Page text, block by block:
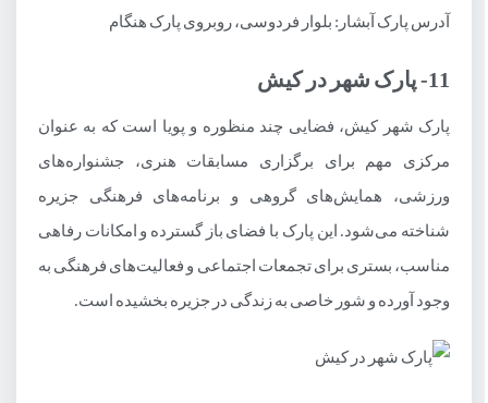
آدرس پارک آبشار: بلوار فردوسی، روبروی پارک هنگام
11- پارک شهر در کیش
پارک شهر کیش، فضایی چند منظوره و پویا است که به عنوان
مرکزی مهم برای برگزاری مسابقات هنری، جشنواره‌های
ورزشی، همایش‌های گروهی و برنامه‌های فرهنگی جزیره
شناخته می‌شود. این پارک با فضای باز گسترده و امکانات رفاهی
مناسب، بستری برای تجمعات اجتماعی و فعالیت‌های فرهنگی به
وجود آورده و شور خاصی به زندگی در جزیره بخشیده است.